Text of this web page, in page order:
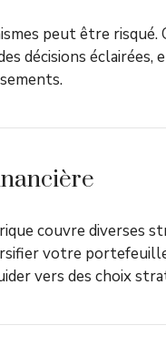
peut être
décisions
couvre diverses
votre
vers des choix